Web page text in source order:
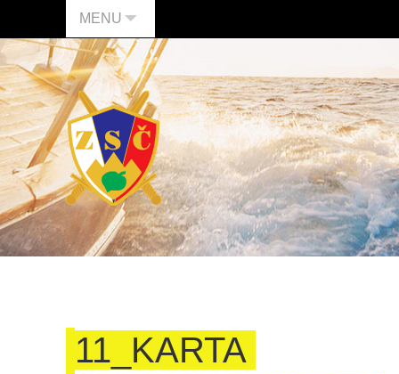
MENU
11_KARTA